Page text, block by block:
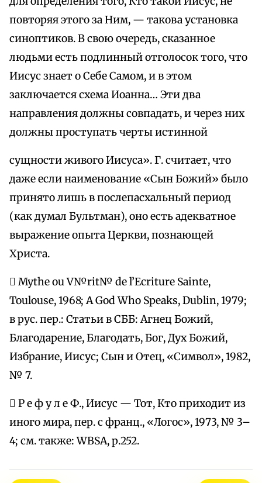
повторяя этого за Ним, — такова установка
синоптиков. В свою очередь, сказанное
людьми есть подлинный отголосок того, что
Иисус знает о Себе Самом, и в этом
заключается схема Иоанна… Эти два
направления должны совпадать, и через них
должны проступать черты истинной
сущности живого Иисуса». Г. считает, что
даже если наименование «Сын Божий» было
принято лишь в послепасхальный период
(как думал Бультман), оно есть адекватное
выражение опыта Церкви, познающей
Христа.
 Mythe ou V№rit№ de l’Ecriture Sainte,
Toulouse, 1968; A God Who Speaks, Dublin, 1979;
в рус. пер.: Статьи в СББ: Агнец Божий,
Благодарение, Благодать, Бог, Дух Божий,
Избрание, Иисус; Сын и Отец, «Символ», 1982,
№ 7.
 Р е ф у л е Ф., Иисус — Тот, Кто приходит из
иного мира, пер. с франц., «Логос», 1973, № 3–
4; см. также: WBSA, р.252.